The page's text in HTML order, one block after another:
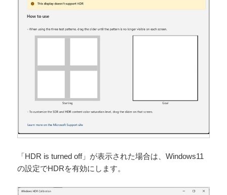
「HDR is turned off」が表示された場合は、Windows11
の設定でHDRを有効にします。